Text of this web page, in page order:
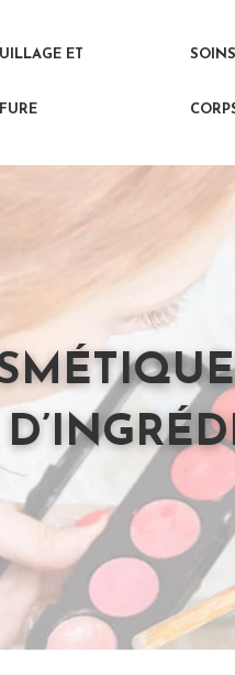
ET